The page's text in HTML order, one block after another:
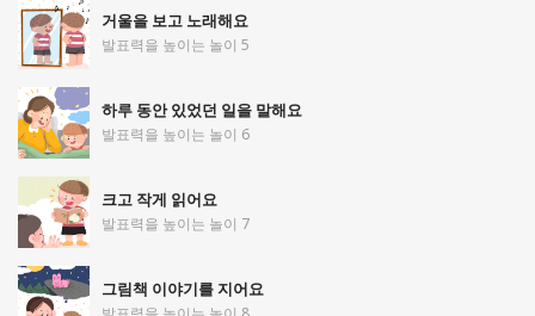
거울을 보고 노래해요
발표력을 높이는 놀이 5
하루 동안 있었던 일을 말해요
발표력을 높이는 놀이 6
크고 작게 읽어요
발표력을 높이는 놀이 7
그림책 이야기를 지어요